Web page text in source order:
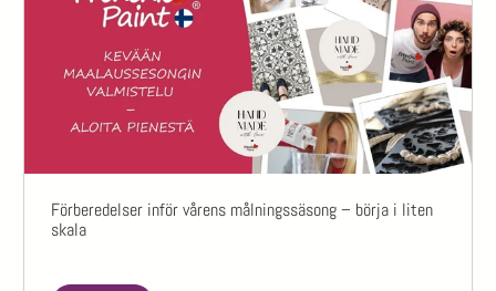
Förberedelser inför vårens målningssäsong – börja i liten
skala